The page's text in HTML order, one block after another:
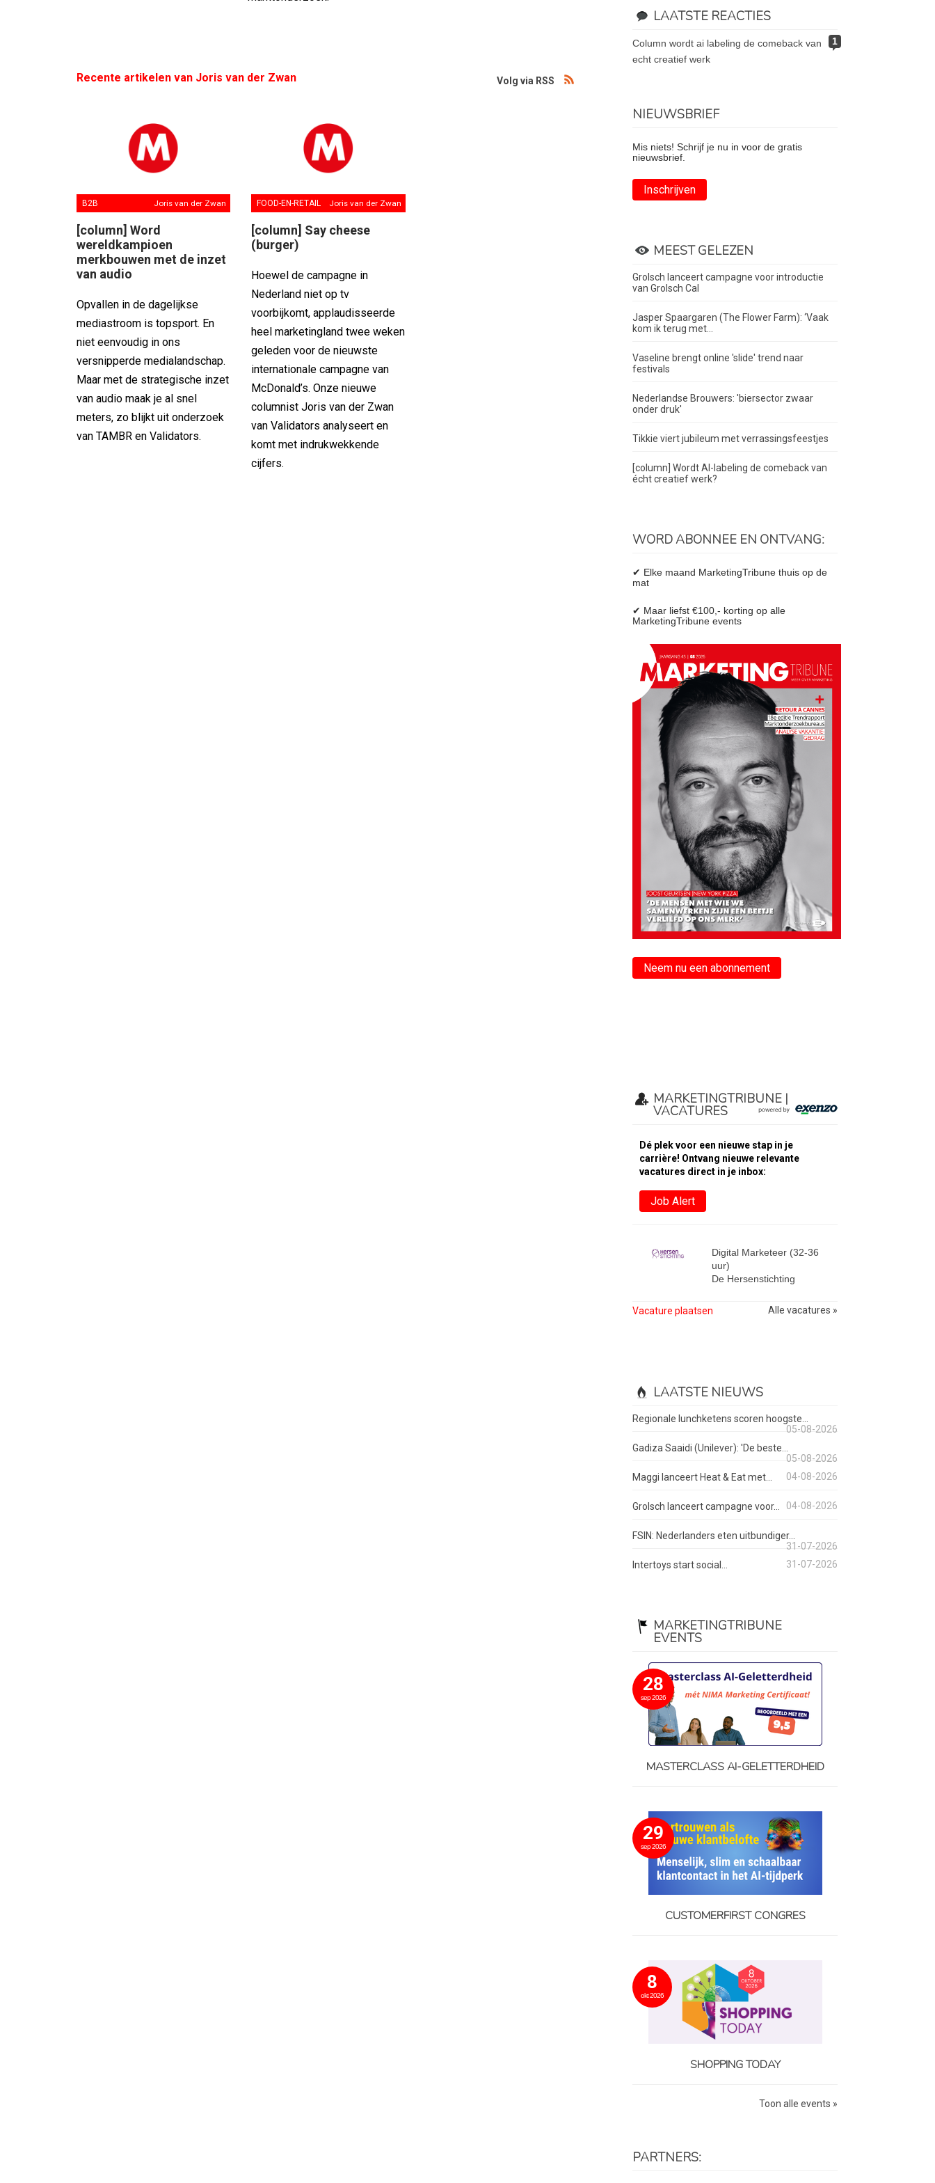
Recente artikelen van Joris van der Zwan Volg via RSS
B2B Joris van der Zwan
[column] Word
wereldkampioen
merkbouwen met de inzet
van audio
Opvallen in de dagelijkse
mediastroom is topsport. En
niet eenvoudig in ons
versnipperde medialandschap.
Maar met de strategische inzet
van audio maak je al snel
meters, zo blijkt uit onderzoek
van TAMBR en Validators.
FOOD-EN-RETAIL Joris van der Zwan
[column] Say cheese
(burger)
Hoewel de campagne in
Nederland niet op tv
voorbijkomt, applaudisseerde
heel marketingland twee weken
geleden voor de nieuwste
internationale campagne van
McDonald’s. Onze nieuwe
columnist Joris van der Zwan
van Validators analyseert en
komt met indrukwekkende
cijfers.
LAATSTE REACTIES
1
column wordt ai labeling de comeback van
echt creatief werk
NIEUWSBRIEF
Mis niets! Schrijf je nu in voor de gratis
nieuwsbrief.
Inschrijven
MEEST GELEZEN
Grolsch lanceert campagne voor introductie
van Grolsch Cal
Jasper Spaargaren (The Flower Farm): ‘Vaak
kom ik terug met...
Vaseline brengt online 'slide' trend naar
festivals
Nederlandse Brouwers: 'biersector zwaar
onder druk'
Tikkie viert jubileum met verrassingsfeestjes
[column] Wordt AI-labeling de comeback van
écht creatief werk?
WORD ABONNEE EN ONTVANG:
✔ Elke maand MarketingTribune thuis op de
mat
✔ Maar liefst €100,- korting op alle
MarketingTribune events
Neem nu een abonnement
MARKETINGTRIBUNE |
VACATURES
Dé plek voor een nieuwe stap in je
carrière! Ontvang nieuwe relevante
vacatures direct in je inbox:
Job Alert
Digital Marketeer (32-36
uur)
De Hersenstichting
Vacature plaatsen Alle vacatures »
LAATSTE NIEUWS
Regionale lunchketens scoren hoogste...
05-08-2026
Gadiza Saaidi (Unilever): 'De beste...
05-08-2026
Maggi lanceert Heat & Eat met...
04-08-2026
Grolsch lanceert campagne voor... 04-08-2026
FSIN: Nederlanders eten uitbundiger...
31-07-2026
Intertoys start social...
31-07-2026
MARKETINGTRIBUNE
EVENTS
28
sep 2026
MASTERCLASS AI-GELETTERDHEID
29
sep 2026
CUSTOMERFIRST CONGRES
8
okt 2026
SHOPPING TODAY
Toon alle events »
PARTNERS: